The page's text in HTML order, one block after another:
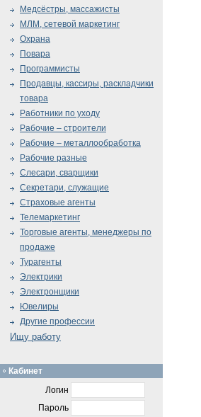
Медсёстры, массажисты
МЛМ, сетевой маркетинг
Охрана
Повара
Программисты
Продавцы, кассиры, раскладчики
товара
Работники по уходу
Рабочие – строители
Рабочие – металлообработка
Рабочие разные
Слесари, сварщики
Секретари, служащие
Страховые агенты
Телемаркетинг
Торговые агенты, менеджеры по
продаже
Турагенты
Электрики
Электронщики
Ювелиры
Другие профессии
Ищу работу
Кабинет
Логин
Пароль